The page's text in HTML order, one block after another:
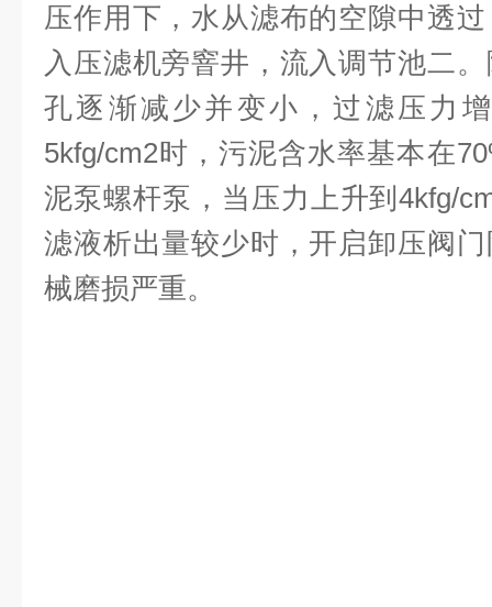
压作用下，水从滤布的空隙中透
入压滤机旁窨井，流入调节池二
孔逐渐减少并变小，过滤压力
5kfg/cm2时，污泥含水率基本在
泥泵螺杆泵，当压力上升到4kfg/
滤液析出量较少时，开启卸压阀
械磨损严重。